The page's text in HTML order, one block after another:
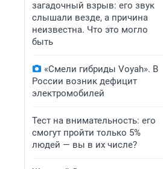
загадочный взрыв: его звук
слышали везде, а причина
неизвестна. Что это могло
быть
«Смели гибриды Voyah». В
России возник дефицит
электромобилей
Тест на внимательность: его
смогут пройти только 5%
людей — вы в их числе?